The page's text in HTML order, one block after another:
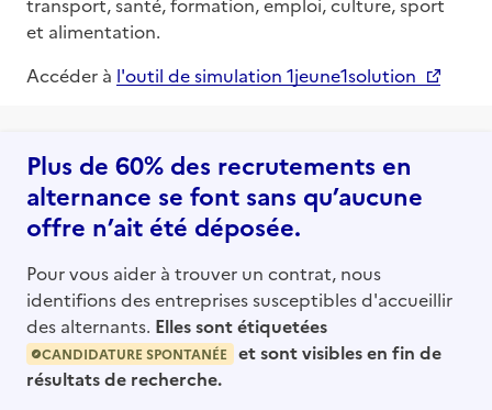
et alimentation.
Accéder à l'outil de simulation 1jeune1solution
Plus de 60% des recrutements en
alternance se font sans qu’aucune
offre n’ait été déposée.
Pour vous aider à trouver un contrat, nous
identifions des entreprises susceptibles d'accueillir
des alternants. Elles sont étiquetées
CANDIDATURE SPONTANÉE
et sont visibles en fin de
résultats de recherche.